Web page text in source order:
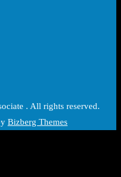
. All rights reserved.
Bizberg Themes